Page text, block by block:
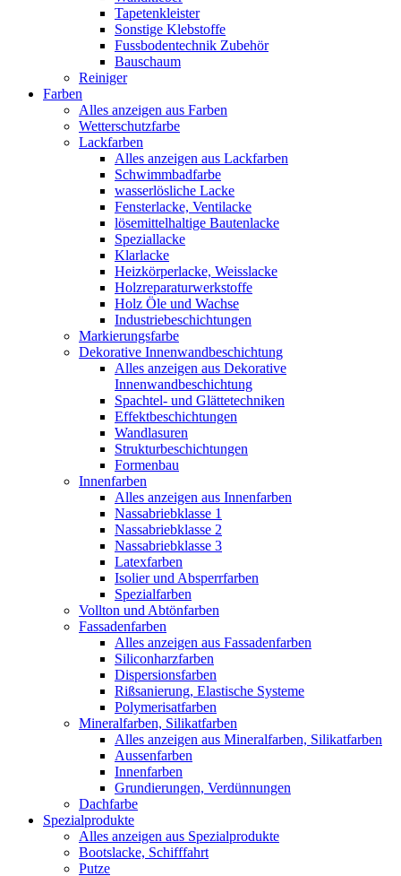
Tapetenkleister
Sonstige Klebstoffe
Fussbodentechnik Zubehör
Bauschaum
Reiniger
Farben
Alles anzeigen aus Farben
Wetterschutzfarbe
Lackfarben
Alles anzeigen aus Lackfarben
Schwimmbadfarbe
wasserlösliche Lacke
Fensterlacke, Ventilacke
lösemittelhaltige Bautenlacke
Speziallacke
Klarlacke
Heizkörperlacke, Weisslacke
Holzreparaturwerkstoffe
Holz Öle und Wachse
Industriebeschichtungen
Markierungsfarbe
Dekorative Innenwandbeschichtung
Alles anzeigen aus Dekorative
Innenwandbeschichtung
Spachtel- und Glättetechniken
Effektbeschichtungen
Wandlasuren
Strukturbeschichtungen
Formenbau
Innenfarben
Alles anzeigen aus Innenfarben
Nassabriebklasse 1
Nassabriebklasse 2
Nassabriebklasse 3
Latexfarben
Isolier und Absperrfarben
Spezialfarben
Vollton und Abtönfarben
Fassadenfarben
Alles anzeigen aus Fassadenfarben
Siliconharzfarben
Dispersionsfarben
Rißsanierung, Elastische Systeme
Polymerisatfarben
Mineralfarben, Silikatfarben
Alles anzeigen aus Mineralfarben, Silikatfarben
Aussenfarben
Innenfarben
Grundierungen, Verdünnungen
Dachfarbe
Spezialprodukte
Alles anzeigen aus Spezialprodukte
Bootslacke, Schifffahrt
Putze